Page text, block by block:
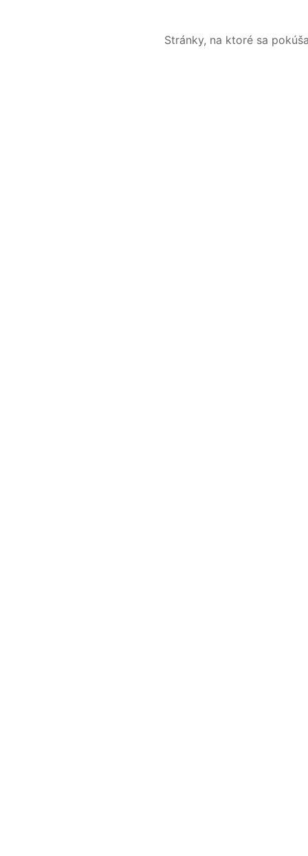
Stránky, na ktoré sa